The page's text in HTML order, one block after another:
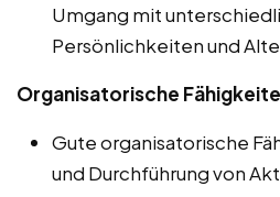
Umgang mit
Persönlichkeiten und
Organisatorische
Gute organisatorische
und Durchführung von